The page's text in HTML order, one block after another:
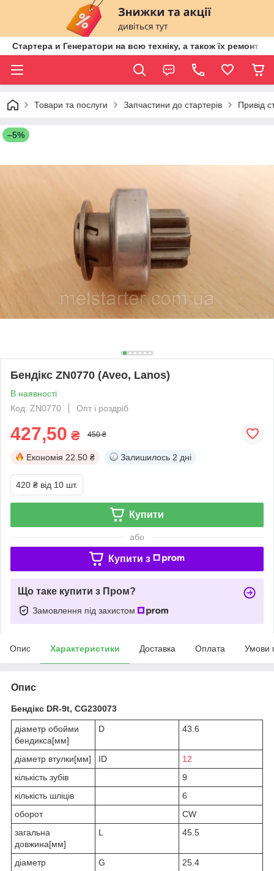
Стартера и Генератори на всю техніку, а також їх ремонт
Товари та послуги Запчастини до стартерів Привід
–5%
Бендікс ZN0770 (Aveo, Lanos)
В наявності
Код: ZN0770
Опт і роздріб
427,50 ₴ 450 ₴
Економія 22.50 ₴ Залишилось 2 дні
420 ₴ від 10 шт.
Купити
або
Купити з
Що таке купити з Пром?
Замовлення під захистом
Опис Характеристики Доставка Оплата Умови
Опис
Бендікс DR-9t, CG230073
діаметр обойми
бендикса[мм]
D 43.6
діаметр втулки[мм] ID
12
кількість зубів
9
кількість шліців
6
оборот
CW
загальна
довжина[мм]
L 45.5
діаметр
G 25.4